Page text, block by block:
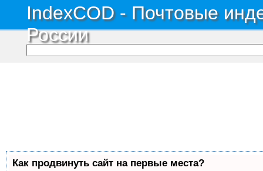
IndexCOD - Почтовые
России
Как продвинуть сайт на первые места?